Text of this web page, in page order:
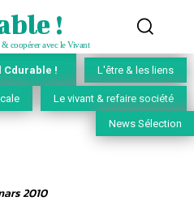
!
coopérer avec le Vivant
Cdurable ! L'être & les liens
Le vivant & refaire société
News Sélection
2010